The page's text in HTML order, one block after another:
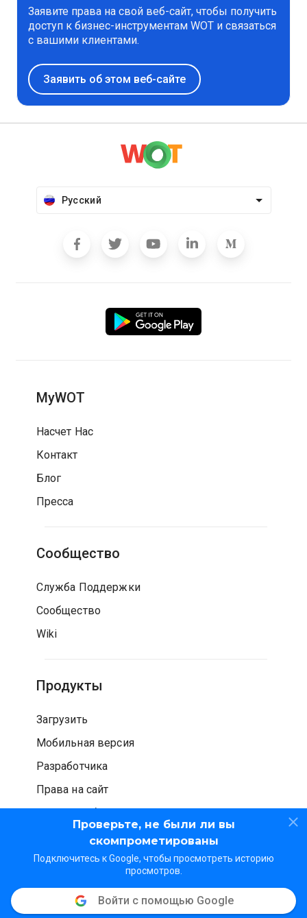
Проверьте, не были ли вы
скомпрометированы
Подключитесь к Google, чтобы просмотреть историю
просмотров.
Войти с помощью Google
Заявите права на свой веб-сайт, чтобы получить
доступ к бизнес-инструментам WOT и связаться
с вашими клиентами.
Заявить об этом веб-сайте
Русский
MyWOT
Насчет Нас
Контакт
Блог
Пресса
Сообщество
Служба Поддержки
Сообщество
Wiki
Продукты
Загрузить
Мобильная версия
Разработчика
Права на сайт
Проверка безопасности
© WOT Services LP. Все права защищены